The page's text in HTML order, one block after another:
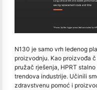
N130 je samo vrh ledenog
proizvodnju. Kao proizvođa
pružač rješenja, HPRT
trendova industrije. Učinili
zdravstvenu pomoć i